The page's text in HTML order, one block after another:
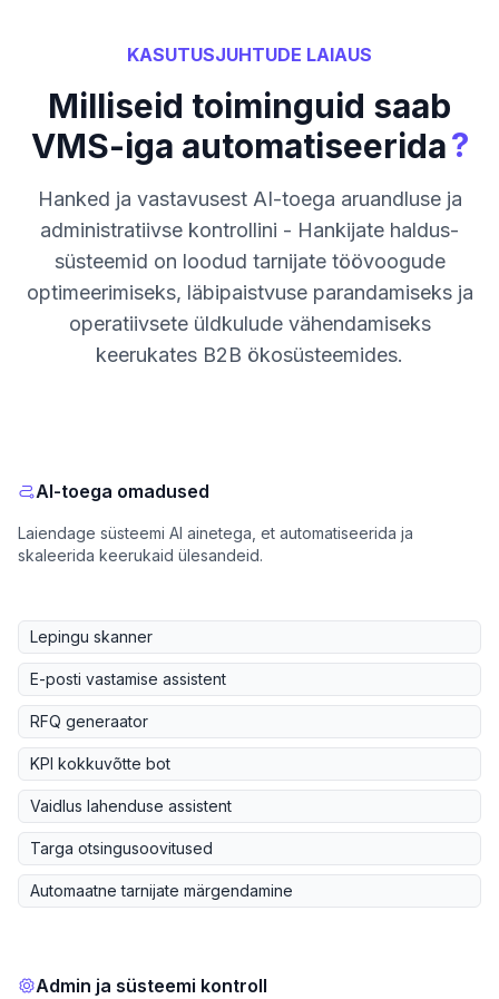
KASUTUSJUHTUDE LAIAUS
Milliseid toiminguid saab
VMS-iga automatiseerida?
Hanked ja vastavusest AI-toega aruandluse ja
administratiivse kontrollini - Hankijate haldus-
süsteemid on loodud tarnijate töövoogude
optimeerimiseks, läbipaistvuse parandamiseks ja
operatiivsete üldkulude vähendamiseks
keerukates B2B ökosüsteemides.
AI-toega omadused
Laiendage süsteemi AI ainetega, et automatiseerida ja
skaleerida keerukaid ülesandeid.
Lepingu skanner
E-posti vastamise assistent
RFQ generaator
KPI kokkuvõtte bot
Vaidlus lahenduse assistent
Targa otsingusoovitused
Automaatne tarnijate märgendamine
Admin ja süsteemi kontroll